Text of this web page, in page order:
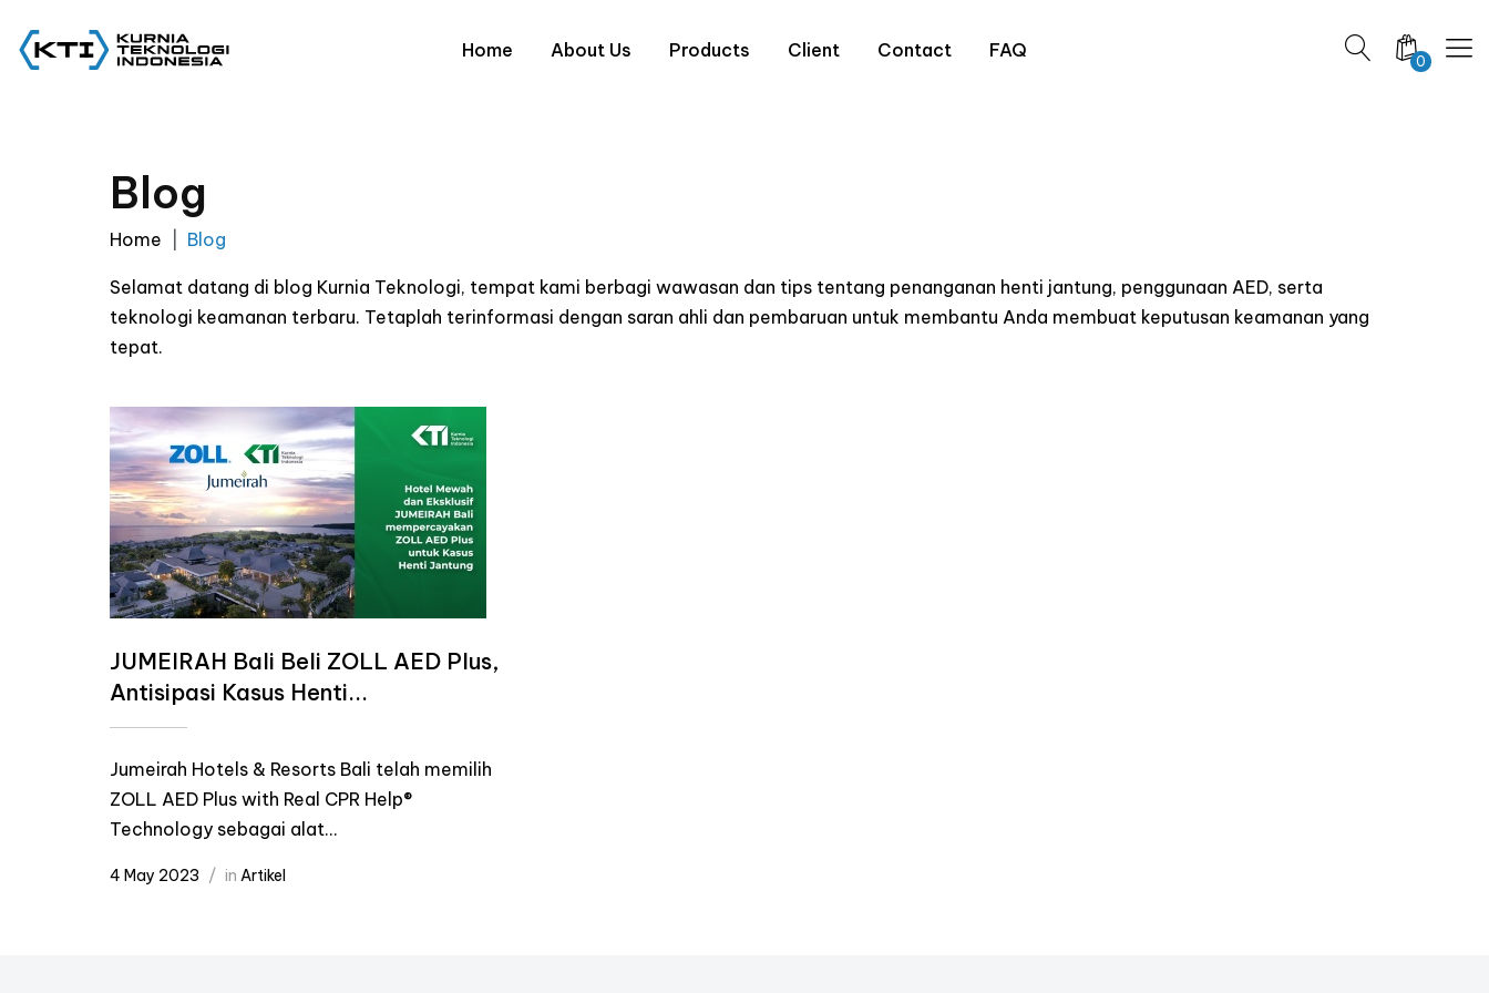
Home About Us Products Client Contact FAQ 0
Blog
Home Blog
Selamat datang di blog Kurnia Teknologi, tempat kami berbagi wawasan dan tips tentang penanganan henti jantung, penggunaan AED, serta
teknologi keamanan terbaru. Tetaplah terinformasi dengan saran ahli dan pembaruan untuk membantu Anda membuat keputusan keamanan yang
tepat.
JUMEIRAH Bali Beli ZOLL AED Plus,
Antisipasi Kasus Henti...
Jumeirah Hotels & Resorts Bali telah memilih
ZOLL AED Plus with Real CPR Help®
Technology sebagai alat...
4 May 2023 in Artikel